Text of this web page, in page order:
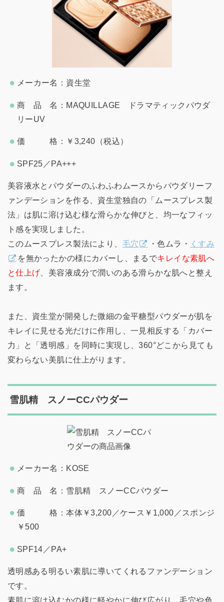
メーカー名：資生堂
商 品 名：MAQUILLAGE ドラマティックパウダ
リーUV
価 格：￥3,240（税込）
SPF25／PA+++
美容液水とパウダーのふわふわムースからパウダリーフ
ァンデーションを作る、資生堂独自の「ムースプレス製
法」は肌に溶け込む様な滑らかな伸びと、均一なフィッ
ト感を実現しました。
このムースプレス製法により、 毛穴 ・色ムラ・ くすみ
を無かったかの様にカバーし、まるでキレイな素肌へ
と仕上げ 、美容液成分で潤いのある滑らかな肌へと整え
ます。
また、資生堂が開発した微細の金平糖型パウダーが肌を
キレイに見せる光だけに作用し、一見相反する「カバー
力」と「透明感」を同時に実現し、360°どこから見ても
変わらない美肌に仕上がります。
雪肌精 スノーCCパウダー
メーカー名：KOSE
商 品 名：雪肌精 スノーCCパウダー
価 格：本体￥3,200／ケース￥1,000／スポンジ
￥500
SPF14／PA+
透明感ある明るい素肌に導いてくれるファンデーション
です。
素肌に溶け込むかの様に軽やかに伸び広がり、毛穴や色